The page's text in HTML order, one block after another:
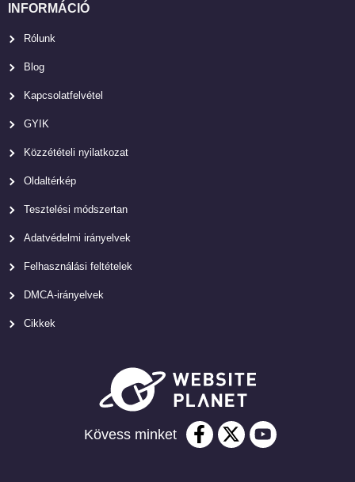
INFORMÁCIÓ
Rólunk
Blog
Kapcsolatfelvétel
GYIK
Közzétételi nyilatkozat
Oldaltérkép
Tesztelési módszertan
Adatvédelmi irányelvek
Felhasználási feltételek
DMCA-irányelvek
Cikkek
Kövess minket